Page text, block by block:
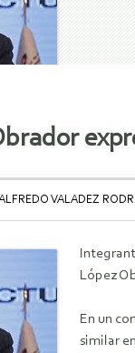
VALADEZ
López
En un
similar